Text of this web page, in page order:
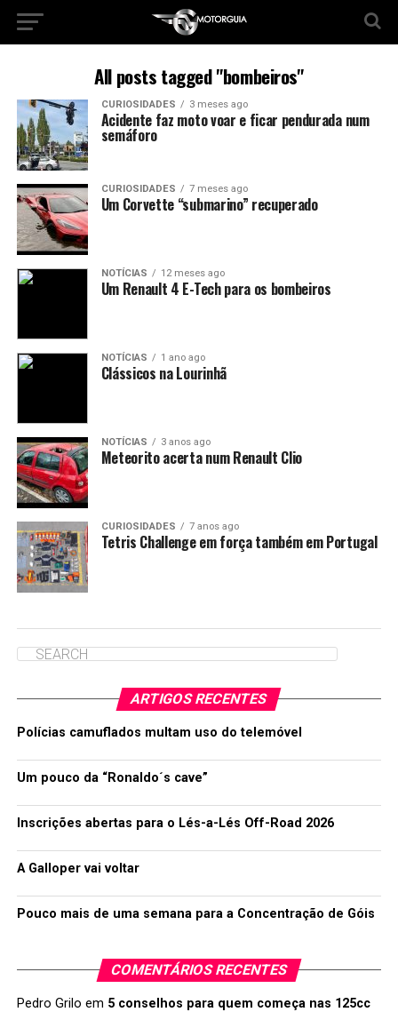
All posts tagged "bombeiros"
CURIOSIDADES 3 meses ago
Acidente faz moto voar e ficar pendurada num
semáforo
CURIOSIDADES 7 meses ago
Um Corvette “submarino” recuperado
NOTÍCIAS 12 meses ago
Um Renault 4 E-Tech para os bombeiros
NOTÍCIAS 1 ano ago
Clássicos na Lourinhã
NOTÍCIAS 3 anos ago
Meteorito acerta num Renault Clio
CURIOSIDADES 7 anos ago
Tetris Challenge em força também em Portugal
ARTIGOS RECENTES
Polícias camuflados multam uso do telemóvel
Um pouco da “Ronaldo´s cave”
Inscrições abertas para o Lés-a-Lés Off-Road 2026
A Galloper vai voltar
Pouco mais de uma semana para a Concentração de Góis
COMENTÁRIOS RECENTES
Pedro Grilo em 5 conselhos para quem começa nas 125cc